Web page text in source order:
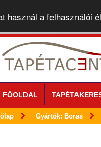
használ a felhasználói
FŐOLDAL
Gyártók: Boras